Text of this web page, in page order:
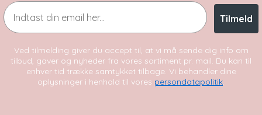
Email
Tilmeld
Ved tilmelding giver du accept til, at vi må sende dig info om
tilbud, gaver og nyheder fra vores sortiment pr. mail. Du kan til
enhver tid trække samtykket tilbage. Vi behandler dine
oplysninger i henhold til vores persondatapolitik.